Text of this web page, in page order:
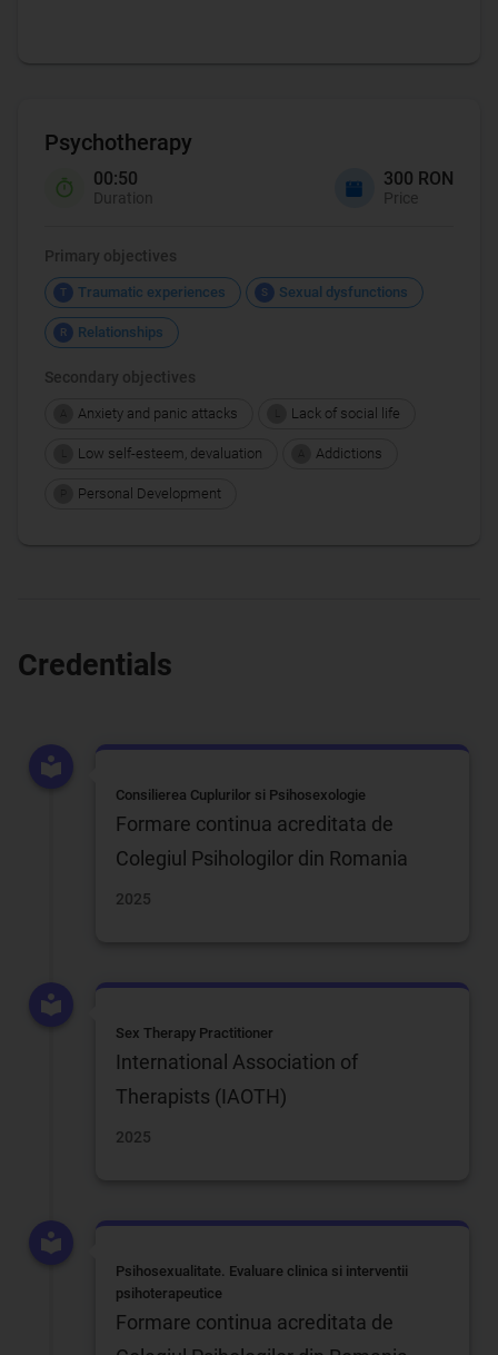
Psychotherapy
00:50
Duration
300 RON
Price
Primary objectives
T Traumatic experiences S Sexual dysfunctions
R Relationships
Secondary objectives
Anxiety and panic attacks Lack of social life
Low self-esteem, devaluation Addictions
Personal Development
Credentials
Consilierea Cuplurilor si Psihosexologie
Formare continua acreditata de
Colegiul Psihologilor din Romania
2025
Sex Therapy Practitioner
International Association of
Therapists (IAOTH)
2025
Psihosexualitate. Evaluare clinica si interventii
psihoterapeutice
Formare continua acreditata de